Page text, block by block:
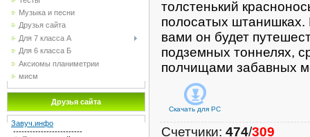
Музыка и песни
Друзья сайта
Для 7 класса А
Для 6 класса Б
Аксиомы планиметрии
мисм
Друзья сайта
Завуч.инфо
-------------------------
толстенький
полосатых штанишках.
вами он будет
подземных тоннелях,
полчищами забавных
Скачать для PC
Счетчики: 474/309